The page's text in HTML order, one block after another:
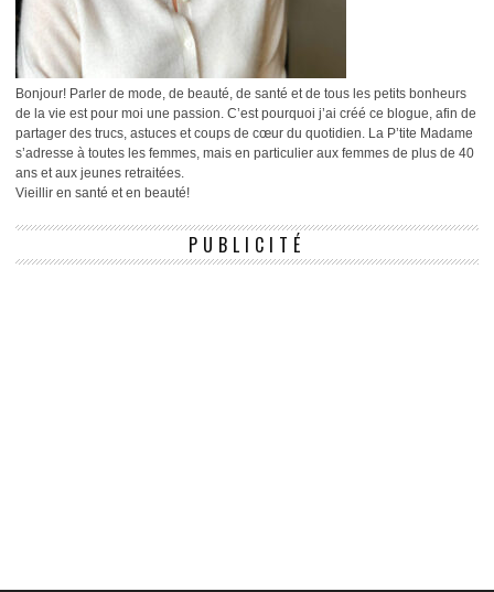
Bonjour! Parler de mode, de beauté, de santé et de tous les petits bonheurs
de la vie est pour moi une passion. C’est pourquoi j’ai créé ce blogue, afin de
partager des trucs, astuces et coups de cœur du quotidien. La P’tite Madame
s’adresse à toutes les femmes, mais en particulier aux femmes de plus de 40
ans et aux jeunes retraitées.
Vieillir en santé et en beauté!
PUBLICITÉ